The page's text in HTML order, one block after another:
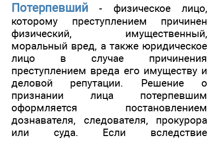
Потерпевший - физическое лицо,
которому преступлением причинен
физический, имущественный,
моральный вред, а также юридическое
лицо в случае причинения
преступлением вреда его имуществу и
деловой репутации. Решение о
признании лица потерпевшим
оформляется постановлением
дознавателя, следователя, прокурора
или суда. Если вследствие